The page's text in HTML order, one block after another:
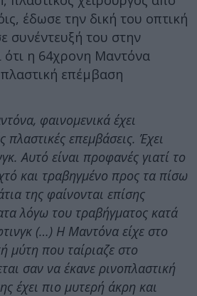
έδωσε την δική του οπτική
συνέντευξή του στην
ότι η 64χρονη Μαντόνα
επέμβαση
φαινομενικά έχει
πλαστικές επεμβάσεις. Έχει
Αυτό είναι προφανές γιατί το
και τραβηγμένο προς τα πίσω
της φαίνονται επίσης
λόγω του τραβήγματος κατά
(…) Η Μαντόνα είχε στο
μύτη που ταίριαζε στο
σαν να έκανε ρινοπλαστική
έχει πιο μυτερή άκρη και